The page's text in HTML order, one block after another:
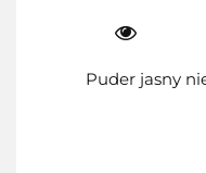
Puder jasny